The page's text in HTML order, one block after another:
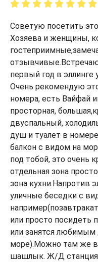
Советую посетить
Хозяева и женщины,
первый год в эллинге
Очень рекомендую
номера, есть Вайфай
просторная,
двуспальный,
душ и туалет в
балкон с видом на
под тобой, это очень
отдельная зона
зона кухни.Напротив
уличные беседки с
или просто посидеть
или занятся
море).Можно там же
шашлык. Ж/Д станция